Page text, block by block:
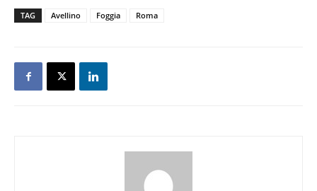
TAG Avellino Foggia Roma